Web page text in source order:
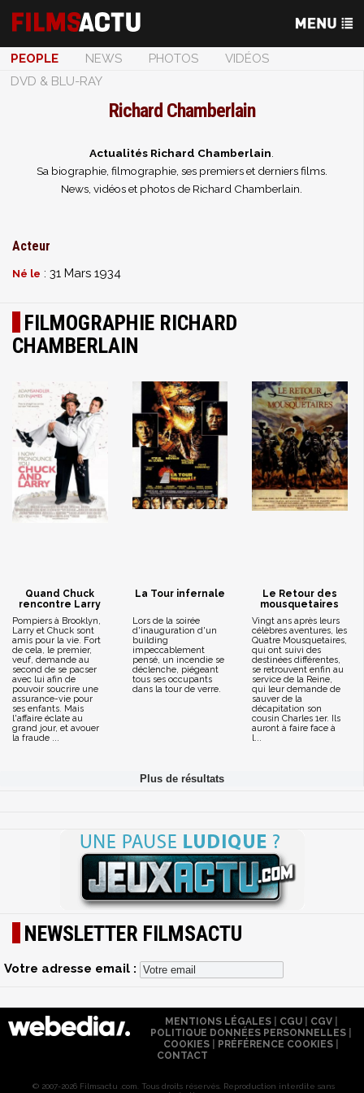
PEOPLE NEWS PHOTOS
VIDÉOS
DVD & BLU-RAY
Richard Chamberlain
Actualités Richard Chamberlain
Sa biographie, filmographie, ses premiers et derniers films.
News, vidéos et photos de Richard Chamberlain.
Acteur
Né le : 31 Mars 1934
FILMOGRAPHIE RICHARD
CHAMBERLAIN
Quand Chuck
rencontre Larry
Pompiers à Brooklyn,
Larry et Chuck sont
amis pour la vie. Fort
de cela, le premier,
veuf, demande au
second de se pacser
avec lui afin de
pouvoir soucrire une
assurance-vie pour
ses enfants. Mais
l'affaire éclate au
grand jour, et avouer
la fraude ...
La Tour infernale
Lors de la soirée
d'inauguration d'un
building
impeccablement
pensé, un incendie se
déclenche, piégeant
tous ses occupants
dans la tour de verre.
Le Retour des
mousquetaires
Vingt ans après leurs
célèbres aventures, les
Quatre Mousquetaires,
qui ont suivi des
destinées différentes,
se retrouvent enfin au
service de la Reine,
qui leur demande de
sauver de la
décapitation son
cousin Charles 1er. Ils
auront à faire face à
l...
NEWSLETTER FILMSACTU
Votre adresse email :
MENTIONS LÉGALES| CGU| CGV|
POLITIQUE DONNÉES PERSONNELLES
COOKIES
PRÉFÉRENCE COOKIES
CONTACT
© 2007-2026 Filmsactu .com. Tous droits réservés. Reproduction interdite sans